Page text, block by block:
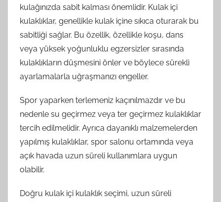
kulağınızda sabit kalması önemlidir. Kulak içi
kulaklıklar, genellikle kulak içine sıkıca oturarak bu
sabitliği sağlar. Bu özellik, özellikle koşu, dans
veya yüksek yoğunluklu egzersizler sırasında
kulaklıkların düşmesini önler ve böylece sürekli
ayarlamalarla uğraşmanızı engeller.
Spor yaparken terlemeniz kaçınılmazdır ve bu
nedenle su geçirmez veya ter geçirmez kulaklıklar
tercih edilmelidir. Ayrıca dayanıklı malzemelerden
yapılmış kulaklıklar, spor salonu ortamında veya
açık havada uzun süreli kullanımlara uygun
olabilir.
Doğru kulak içi kulaklık seçimi, uzun süreli